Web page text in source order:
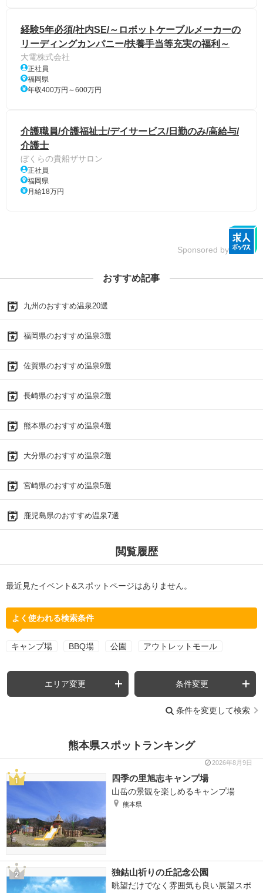
経験5年必須/社内SE/～ロボットケーブルメーカーの
リーディングカンパニー/扶養手当等充実の福利～
大電株式会社
正社員
福岡県
年収400万円～600万円
介護職員/介護福祉士/デイサービス/日勤のみ/高給与/
介護士
ぼくらの貴船ザサロン
正社員
福岡県
月給18万円
Sponsored by
おすすめ記事
九州のおすすめ温泉20選
福岡県のおすすめ温泉3選
佐賀県のおすすめ温泉9選
長崎県のおすすめ温泉2選
熊本県のおすすめ温泉4選
大分県のおすすめ温泉2選
宮崎県のおすすめ温泉5選
鹿児島県のおすすめ温泉7選
閲覧履歴
最近見たイベント&スポットページはありません。
よく使われる検索条件
キャンプ場 BBQ場 公園 アウトレットモール
エリア変更 条件変更
条件を変更して検索
熊本県スポットランキング
2026年8月9日
四季の里旭志キャンプ場
山岳の景観を楽しめるキャンプ場
熊本県
独鈷山祈りの丘記念公園
眺望だけでなく雰囲気も良い展望スポ